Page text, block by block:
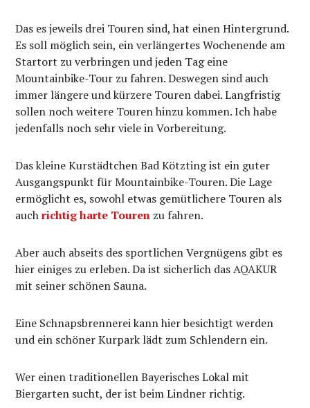
Das es jeweils drei Touren sind, hat einen Hintergrund.
Es soll möglich sein, ein verlängertes Wochenende am
Startort zu verbringen und jeden Tag eine
Mountainbike-Tour zu fahren. Deswegen sind auch
immer längere und kürzere Touren dabei. Langfristig
sollen noch weitere Touren hinzu kommen. Ich habe
jedenfalls noch sehr viele in Vorbereitung.
Das kleine Kurstädtchen Bad Kötzting ist ein guter
Ausgangspunkt für Mountainbike-Touren. Die Lage
ermöglicht es, sowohl etwas gemütlichere Touren als
auchrichtig harte Touren zu fahren.
Aber auch abseits des sportlichen Vergnügens gibt es
hier einiges zu erleben. Da ist sicherlich das AQAKUR
mit seiner schönen Sauna.
Eine Schnapsbrennerei kann hier besichtigt werden
und ein schöner Kurpark lädt zum Schlendern ein.
Wer einen traditionellen Bayerisches Lokal mit
Biergarten sucht, der ist beim Lindner richtig.